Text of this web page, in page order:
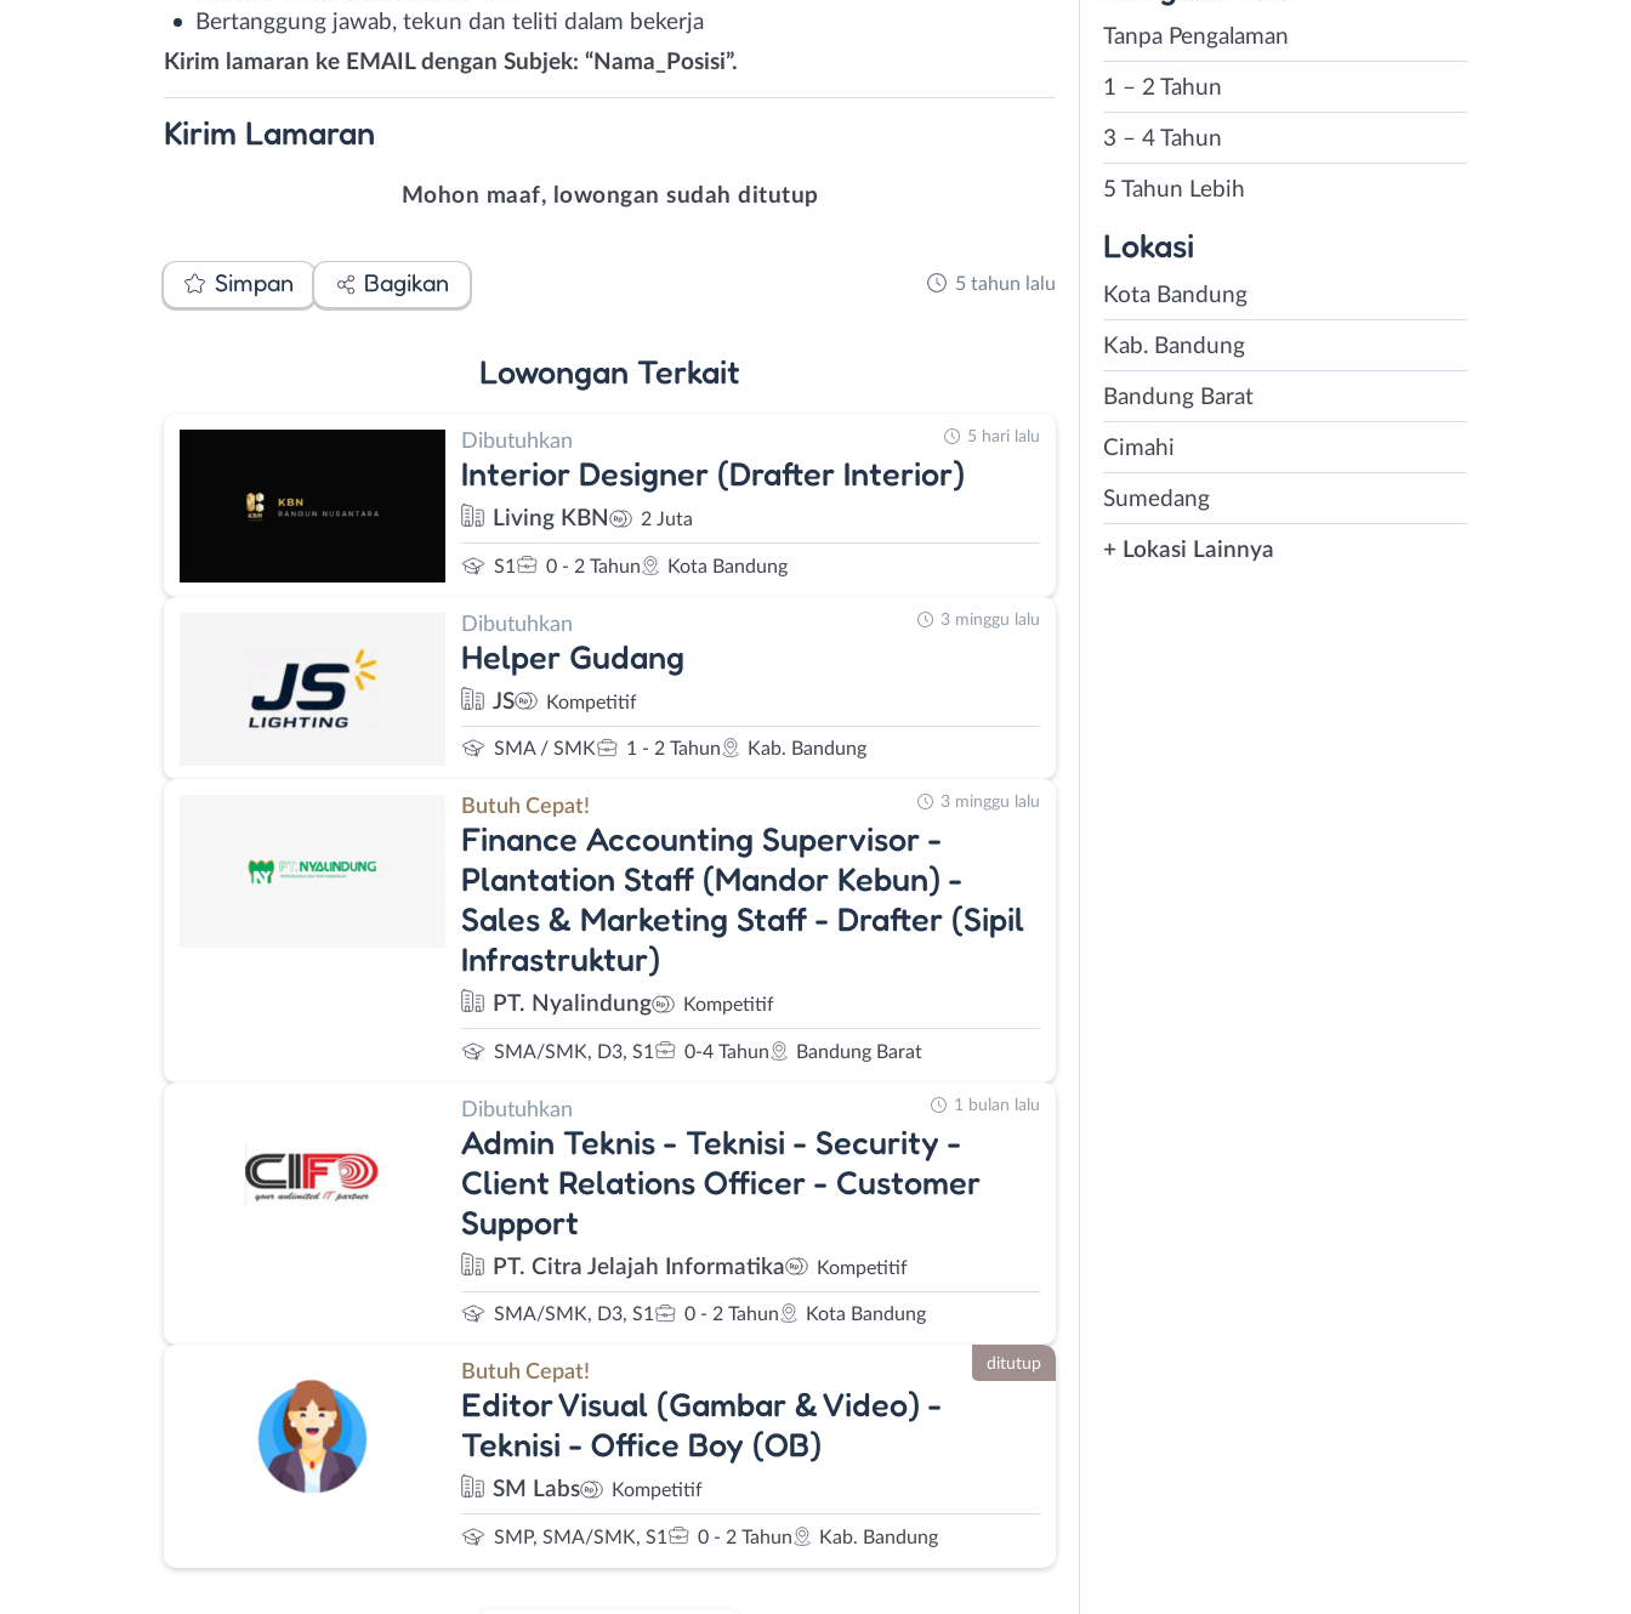
Bertanggung jawab, tekun dan teliti dalam bekerja⁣
Kirim lamaran ke EMAIL dengan Subjek: “Nama_Posisi”.⁣
Kirim Lamaran
Mohon maaf, lowongan sudah ditutup
Simpan Bagikan 5 tahun lalu
Lowongan Terkait
Dibutuhkan
Interior Designer (Drafter Interior)
Living KBN 2 Juta
S1 0 - 2 Tahun Kota Bandung
5 hari lalu
Dibutuhkan
Helper Gudang
JS Kompetitif
SMA / SMK 1 - 2 Tahun Kab. Bandung
3 minggu lalu
Butuh Cepat!
Finance Accounting Supervisor -
Plantation Staff (Mandor Kebun) -
Sales & Marketing Staff - Drafter (Sipil
Infrastruktur)
PT. Nyalindung Kompetitif
SMA/SMK, D3, S1 0-4 Tahun Bandung Barat
3 minggu lalu
Dibutuhkan
Admin Teknis - Teknisi - Security -
Client Relations Officer - Customer
Support
PT. Citra Jelajah Informatika Kompetitif
SMA/SMK, D3, S1 0 - 2 Tahun Kota Bandung
1 bulan lalu
Butuh Cepat!
Editor Visual (Gambar & Video) -
Teknisi - Office Boy (OB)
SM Labs Kompetitif
SMP, SMA/SMK, S1 0 - 2 Tahun Kab. Bandung
ditutup
Tanpa Pengalaman
1 – 2 Tahun
3 – 4 Tahun
5 Tahun Lebih
Lokasi
Kota Bandung
Kab. Bandung
Bandung Barat
Cimahi
Sumedang
+ Lokasi Lainnya